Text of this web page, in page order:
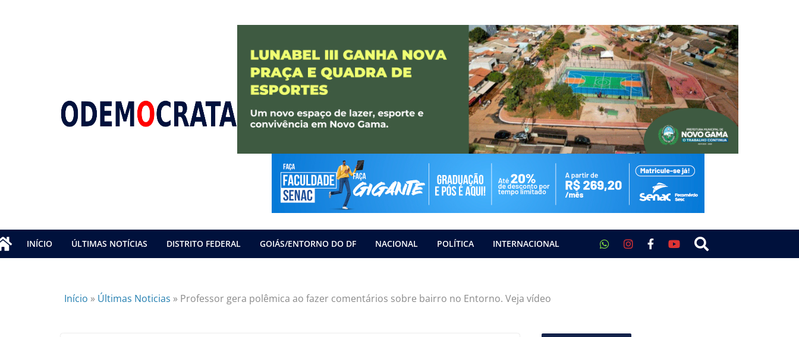
INÍCIO ÚLTIMAS NOTÍCIAS DISTRITO FEDERAL GOIÁS/ENTORNO DO DF NACIONAL POLÍTICA INTERNACIONAL
Início » Últimas Noticias » Professor gera polêmica ao fazer comentários sobre bairro no Entorno. Veja vídeo